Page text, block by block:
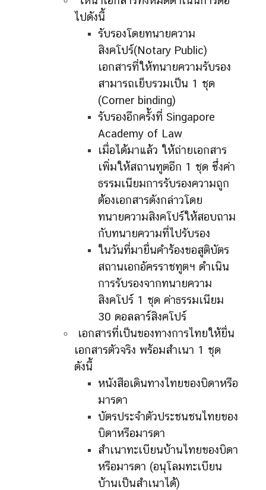
ไปดังนี้
รับรองโดยทนายความ
สิงคโปร์(Notary Public)
เอกสารที่ให้ทนายความรับรอง
สามารถเย็บรวมเป็น 1 ชุด
(Corner binding)
รับรองอีกครั้งที่ Singapore
Academy of Law
เมื่อได้มาแล้ว ให้ถ่ายเอกสาร
เพิ่มให้สถานทูตอีก 1 ชุด ซึ่งค่า
ธรรมเนียมการรับรองความถูก
ต้องเอกสารดังกล่าวโดย
ทนายความสิงคโปร์ให้สอบถาม
กับทนายความที่ไปรับรอง
ในวันที่มายื่นคำร้องขอสูติบัตร
สถานเอกอัครราชทูตฯ ดำเนิน
การรับรองจากทนายความ
สิงคโปร์ 1 ชุด ค่าธรรมเนียม
30 ดอลลาร์สิงคโปร์
เอกสารที่เป็นของทางการไทยให้ยื่น
เอกสารตัวจริง พร้อมสำเนา 1 ชุด
ดังนี้
หนังสือเดินทางไทยของบิดาหรือ
มารดา
บัตรประจำตัวประชนชนไทยของ
บิดาหรือมารดา
สำเนาทะเบียนบ้านไทยของบิดา
หรือมารดา (อนุโลมทะเบียน
บ้านเป็นสำเนาได้)